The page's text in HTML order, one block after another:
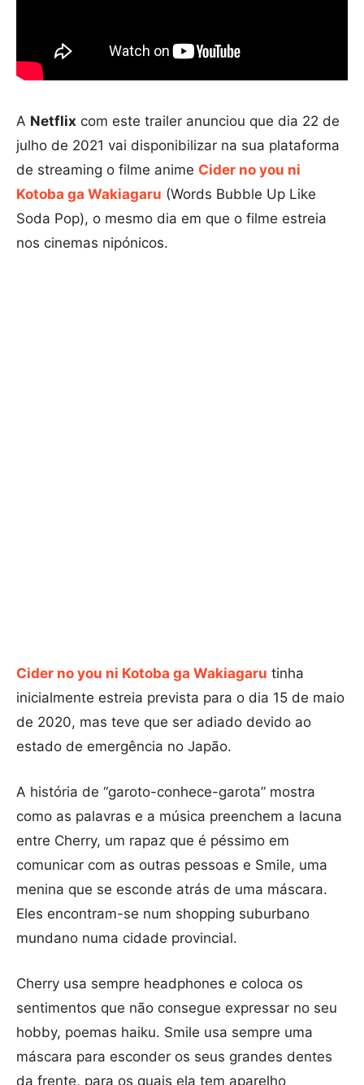
A Netflix com este trailer anunciou que dia 22 de
julho de 2021 vai disponibilizar na sua plataforma
de streaming o filme anime Cider no you ni
Kotoba ga Wakiagaru (Words Bubble Up Like
Soda Pop), o mesmo dia em que o filme estreia
nos cinemas nipónicos.
Cider no you ni Kotoba ga Wakiagaru tinha
inicialmente estreia prevista para o dia 15 de maio
de 2020, mas teve que ser adiado devido ao
estado de emergência no Japão.
A história de “garoto-conhece-garota” mostra
como as palavras e a música preenchem a lacuna
entre Cherry, um rapaz que é péssimo em
comunicar com as outras pessoas e Smile, uma
menina que se esconde atrás de uma máscara.
Eles encontram-se num shopping suburbano
mundano numa cidade provincial.
Cherry usa sempre headphones e coloca os
sentimentos que não consegue expressar no seu
hobby, poemas haiku. Smile usa sempre uma
máscara para esconder os seus grandes dentes
da frente, para os quais ela tem aparelho